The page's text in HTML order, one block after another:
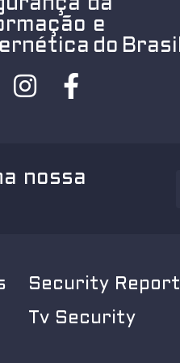
da
e
do Brasil
nossa
Security Report
Tv Security